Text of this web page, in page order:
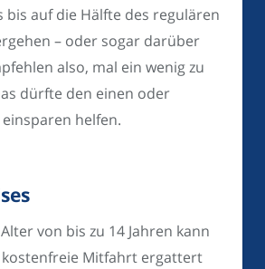
bis auf die Hälfte des regulären
– oder sogar darüber
also, mal ein wenig zu
dürfte den einen oder
helfen.
von bis zu 14 Jahren kann
Mitfahrt ergattert